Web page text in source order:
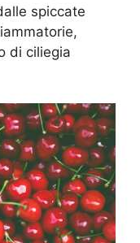
spiccate
di ciliegia